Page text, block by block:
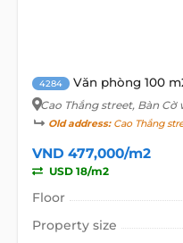
4284 Văn phòng 100
Cao Thắng street, Bàn Cờ
Old address:Cao Thắng
VND 477,000/m2
USD 18/m2
Floor
Property size